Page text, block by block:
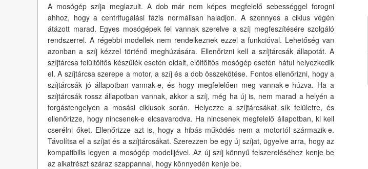
A mosógép szíja meglazult. A dob már nem képes megfelelő sebességgel forogni
ahhoz, hogy a centrifugálási fázis normálisan haladjon. A szennyes a ciklus végén
átázott marad. Egyes mosógépek fel vannak szerelve a szíj megfeszítésére szolgáló
rendszerrel. A régebbi modellek nem rendelkeznek ezzel a funkcióval. Lehetőség van
azonban a szíj kézzel történő meghúzására. Ellenőrizni kell a szíjtárcsák állapotát. A
szíjtárcsa felültöltős készülék esetén oldalt, elöltöltős mosógép esetén hátul helyezkedik
el. A szíjtárcsa szerepe a motor, a szíj és a dob összekötése. Fontos ellenőrizni, hogy a
szíjtárcsák jó állapotban vannak-e, és hogy megfelelően meg vannak-e húzva. Ha a
szíjtárcsák rossz állapotban vannak, akkor a szíj, még ha új is, nem marad a helyén a
forgástengelyen a mosási ciklusok során. Helyezze a szíjtárcsákat sík felületre, és
ellenőrizze, hogy nincsenek-e elcsavarodva. Ha nincsenek megfelelő állapotban, ki kell
cserélni őket. Ellenőrizze azt is, hogy a hibás működés nem a motortól származik-e.
Távolítsa el a szíjat és a szíjtárcsákat. Szerezzen be egy új szíjat, ügyelve arra, hogy az
kompatibilis legyen a mosógép modelljével. Az új szíj könnyű felszereléséhez kenje be
az alkatrészt száraz szappannal, hogy könnyedén kenje be.